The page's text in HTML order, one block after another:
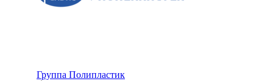
Группа Полипластик